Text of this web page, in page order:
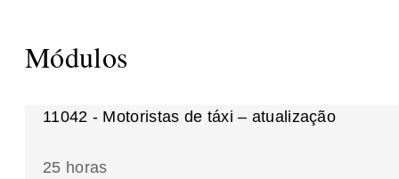
Módulos
11042 - Motoristas de táxi – atualização
25 horas